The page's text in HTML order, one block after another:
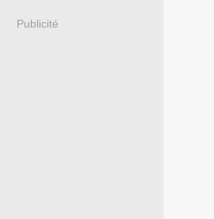
Publicité